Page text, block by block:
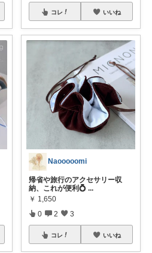
コレ いいね
Naooooomi
帰省や旅行のアクセサリー収
納、これが便利💍 ...
￥ 1,650
0 2 3
コレ いいね